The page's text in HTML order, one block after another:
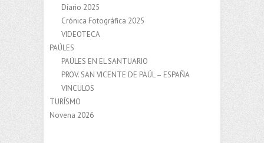
Díario 2025
Crónica Fotográfica 2025
VIDEOTECA
PAÚLES
PAÚLES EN EL SANTUARIO
PROV. SAN VICENTE DE PAÚL – ESPAÑA
VINCULOS
TURÍSMO
Novena 2026